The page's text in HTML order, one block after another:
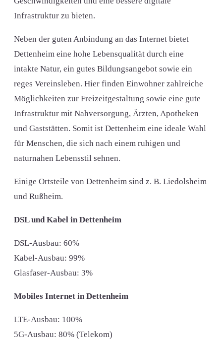
Infrastruktur zu bieten.
Neben der guten Anbindung an das Internet bietet
Dettenheim eine hohe Lebensqualität durch eine
intakte Natur, ein gutes Bildungsangebot sowie ein
reges Vereinsleben. Hier finden Einwohner zahlreiche
Möglichkeiten zur Freizeitgestaltung sowie eine gute
Infrastruktur mit Nahversorgung, Ärzten, Apotheken
und Gaststätten. Somit ist Dettenheim eine ideale Wahl
für Menschen, die sich nach einem ruhigen und
naturnahen Lebensstil sehnen.
Einige Ortsteile von Dettenheim sind z. B. Liedolsheim
und Rußheim.
DSL und Kabel in Dettenheim
DSL-Ausbau: 60%
Kabel-Ausbau: 99%
Glasfaser-Ausbau: 3%
Mobiles Internet in Dettenheim
LTE-Ausbau: 100%
5G-Ausbau: 80% (Telekom)